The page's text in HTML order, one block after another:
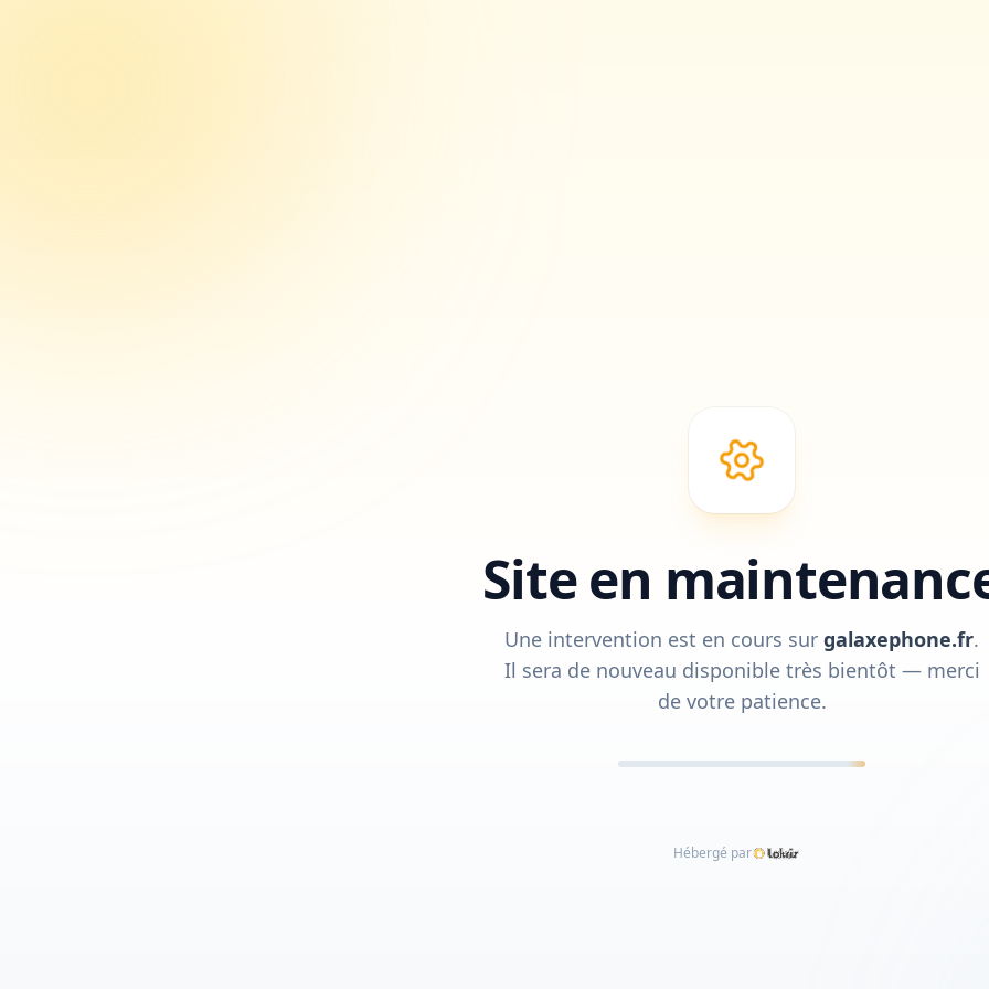
Site en
Une intervention est en cours sur galaxephone.fr.
Il sera de nouveau disponible très bientôt — merci
de votre patience.
Hébergé par